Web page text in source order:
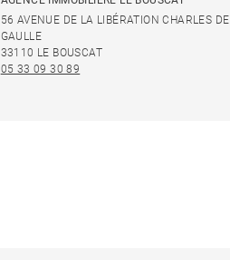
56 AVENUE DE LA LIBÉRATION CHARLES DE
GAULLE
33110 LE BOUSCAT
05 33 09 30 89